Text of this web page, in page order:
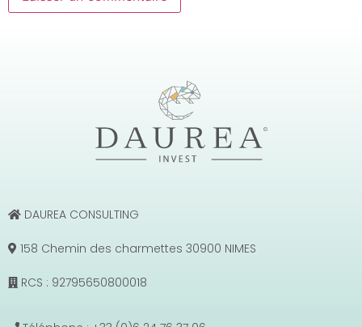
DAUREA CONSULTING
158 Chemin des charmettes 30900 NIMES
RCS : 92795650800018